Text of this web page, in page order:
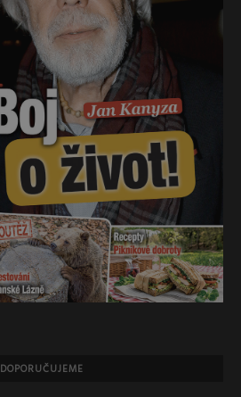
DOPORUČUJEME